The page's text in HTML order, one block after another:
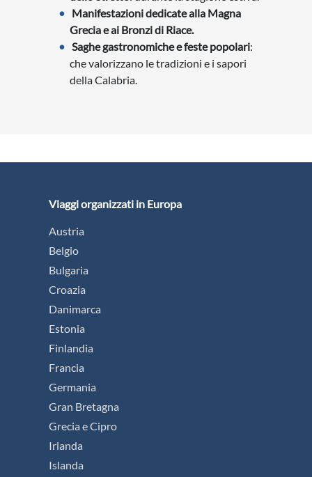
Manifestazioni dedicate alla Magna
Grecia e ai Bronzi di Riace.
Saghe gastronomiche e feste popolari:
che valorizzano le tradizioni e i sapori
della Calabria.
Viaggi organizzati in Europa
Austria
Belgio
Bulgaria
Croazia
Danimarca
Estonia
Finlandia
Francia
Germania
Gran Bretagna
Grecia e Cipro
Irlanda
Islanda